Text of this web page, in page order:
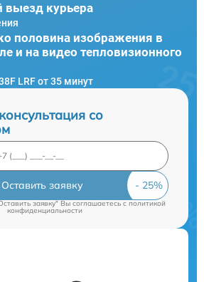
выезд курьера
половина изображения в
и на видео тепловизионного
LRF от 35 минут
со
Оставить заявку
заявку" Вы соглашаетесь cполитикой
конфиденциальности